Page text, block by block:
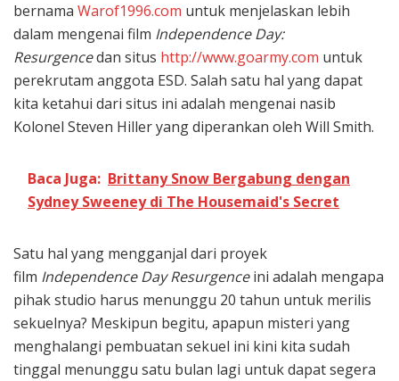
bernama Warof1996.com untuk menjelaskan lebih
dalam mengenai film Independence Day:
Resurgencedan situs http://www.goarmy.com untuk
perekrutam anggota ESD. Salah satu hal yang dapat
kita ketahui dari situs ini adalah mengenai nasib
Kolonel Steven Hiller yang diperankan oleh Will Smith.
Baca Juga: Brittany Snow Bergabung dengan
Sydney Sweeney di The Housemaid's Secret
Satu hal yang mengganjal dari proyek
film Independence Day Resurgenceini adalah mengapa
pihak studio harus menunggu 20 tahun untuk merilis
sekuelnya? Meskipun begitu, apapun misteri yang
menghalangi pembuatan sekuel ini kini kita sudah
tinggal menunggu satu bulan lagi untuk dapat segera